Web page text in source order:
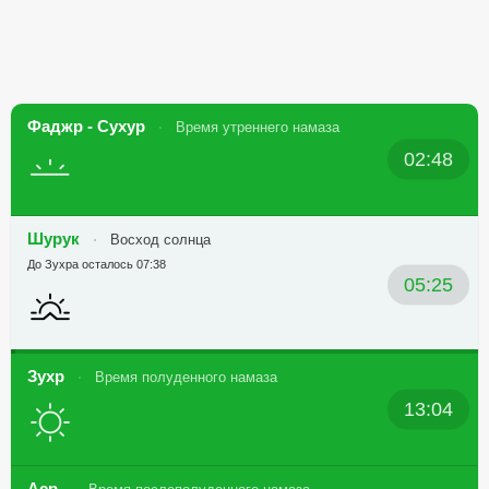
Фаджр - Сухур Время утреннего намаза
02:48
Шурук Восход солнца
05:25
До Зухра осталось 07:38
Зухр Время полуденного намаза
13:04